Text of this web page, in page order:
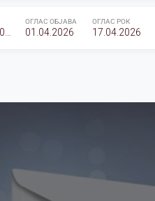
ОГЛАС ОБЈАВА
01.04.2026
ОГЛАС РОК
17.04.2026